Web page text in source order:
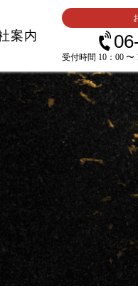
案内
受付時間 10：00 〜